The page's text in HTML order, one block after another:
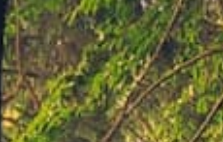
LES CATÉGORIES
PALMARÈS
HOSPITALITÉS
DÉVELOPPEMENT DURABLE
SEA BY DHL
PARTENAIRES
NEWSLETTER